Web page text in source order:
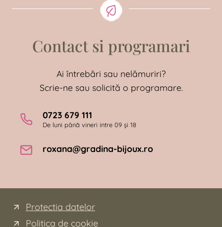
Contact si programari
Ai întrebări sau nelămuriri?
Scrie-ne sau solicită o programare.
0723 679 111
De luni până vineri intre 09 și 18
roxana@gradina-bijoux.ro
Protectia datelor
Politica de cookie